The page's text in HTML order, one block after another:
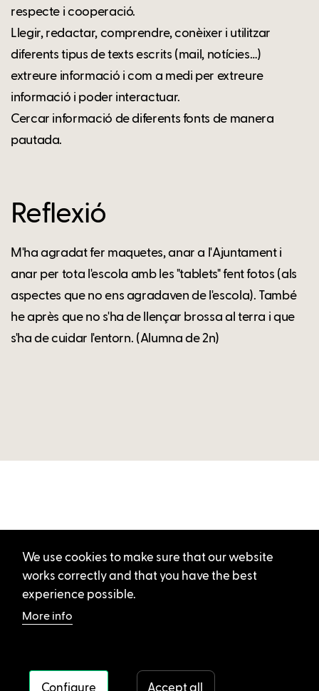
respecte i cooperació.
Llegir, redactar, comprendre, conèixer i utilitzar
diferents tipus de texts escrits (mail, notícies…)
extreure informació i com a medi per extreure
informació i poder interactuar.
Cercar informació de diferents fonts de manera
pautada.
Reflexió
M'ha agradat fer maquetes, anar a l'Ajuntament i
anar per tota l'escola amb les "tablets" fent fotos (als
aspectes que no ens agradaven de l'escola). També
he après que no s'ha de llençar brossa al terra i que
s'ha de cuidar l'entorn. (Alumna de 2n)
We use cookies to make sure that our website
works correctly and that you have the best
experience possible.
More info
Configure Accept all